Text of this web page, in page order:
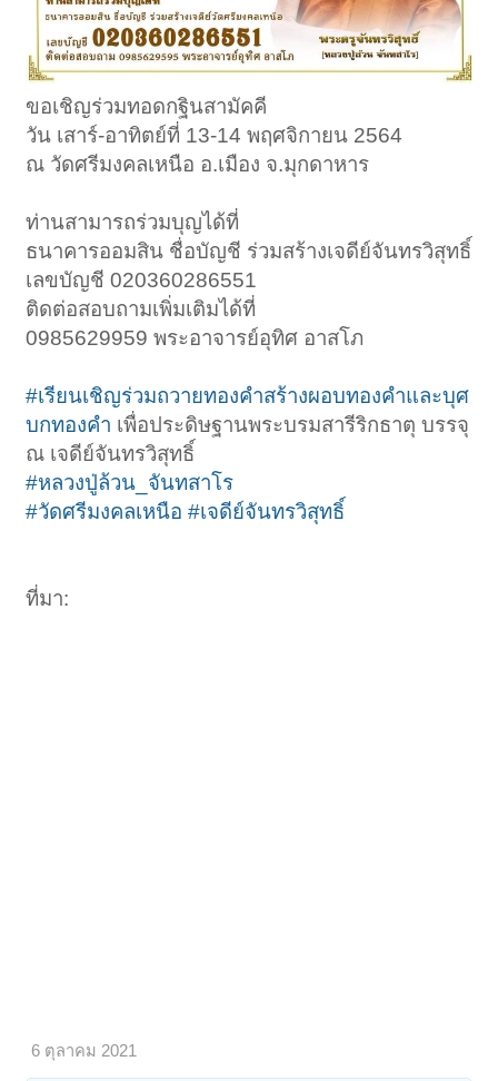
ขอเชิญร่วมทอดกฐินสามัคคี
วัน เสาร์-อาทิตย์ที่ 13-14 พฤศจิกายน 2564
ณ วัดศรีมงคลเหนือ อ.เมือง จ.มุกดาหาร
ท่านสามารถร่วมบุญได้ที่
ธนาคารออมสิน ชื่อบัญชี ร่วมสร้างเจดีย์จันทรวิสุทธิ์
เลขบัญชี 020360286551
ติดต่อสอบถามเพิ่มเติมได้ที่
0985629959 พระอาจารย์อุทิศ อาสโภ
#เรียนเชิญร่วมถวายทองคำสร้างผอบทองคำและบุศ
บกทองคำ เพื่อประดิษฐานพระบรมสารีริกธาตุ บรรจุ
ณ เจดีย์จันทรวิสุทธิ์
#หลวงปู่ล้วน_จันทสาโร
#วัดศรีมงคลเหนือ #เจดีย์จันทรวิสุทธิ์
ที่มา:
6 ตุลาคม 2021